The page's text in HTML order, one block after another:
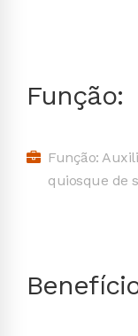
Função:
Função:
quiosque de